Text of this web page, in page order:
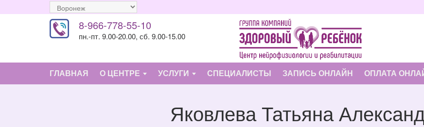
8-966-778-55-10
пн.-пт. 9.00-20.00, сб. 9.00-15.00
ГЛАВНАЯ О ЦЕНТРЕ УСЛУГИ СПЕЦИАЛИСТЫ ЗАПИСЬ ОНЛАЙН ОПЛАТА
Яковлева Татьяна